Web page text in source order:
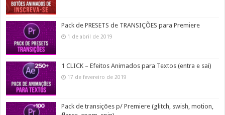
Pack de PRESETS de TRANSIÇÕES para Premiere
1 de abril de 2019
1 CLICK – Efeitos Animados para Textos (entra e sai)
17 de fevereiro de 2019
Pack de transições p/ Premiere (glitch, swish, motion,